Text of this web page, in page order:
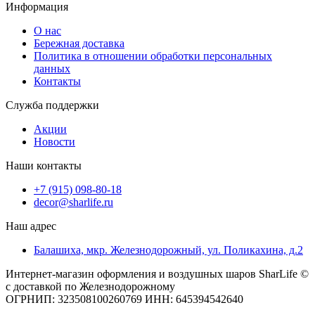
Информация
О нас
Бережная доставка
Политика в отношении обработки персональных
данных
Контакты
Служба поддержки
Акции
Новости
Наши контакты
+7 (915) 098-80-18
decor@sharlife.ru
Наш адрес
Балашиха, мкр. Железнодорожный, ул. Поликахина, д.2
Интернет-магазин оформления и воздушных шаров SharLife ©
с доставкой по Железнодорожному
ОГРНИП: 323508100260769 ИНН: 645394542640